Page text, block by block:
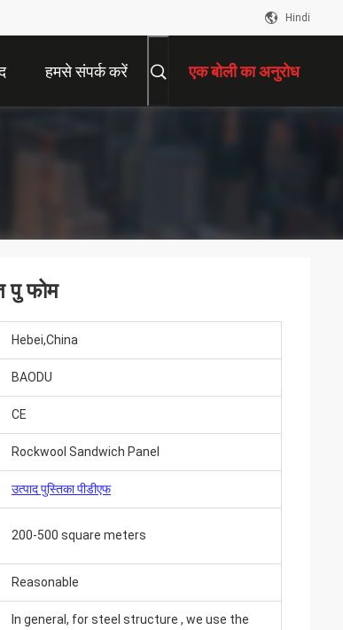
Hindi
हमसे संपर्क करें एक बोली का अनुरोध
पु फोम
Hebei,China
BAODU
CE
Rockwool Sandwich Panel
उत्पाद पुस्तिका पीडीएफ
200-500 square meters
Reasonable
In general, for steel structure , we use the